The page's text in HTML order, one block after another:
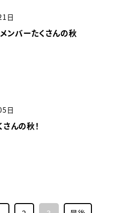
日
ンバーたくさんの秋
日
んの秋！